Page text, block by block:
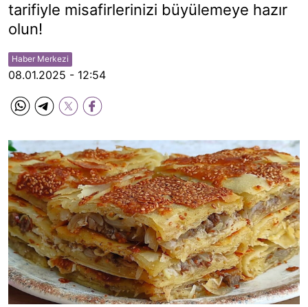
tarifiyle misafirlerinizi büyülemeye hazır
olun!
Haber Merkezi
08.01.2025 - 12:54